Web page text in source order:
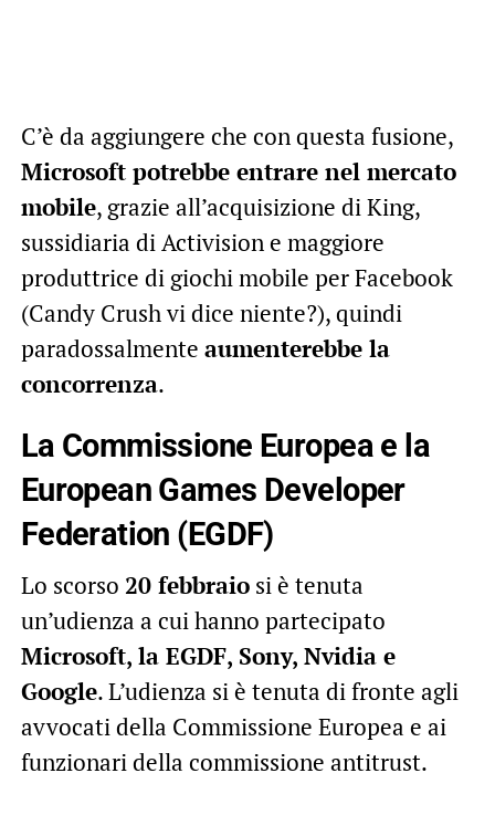
C’è da aggiungere che con questa fusione,
Microsoft potrebbe entrare nel mercato
mobile, grazie all’acquisizione di King,
sussidiaria di Activision e maggiore
produttrice di giochi mobile per Facebook
(Candy Crush vi dice niente?), quindi
paradossalmente aumenterebbe la
concorrenza.
La Commissione Europea e la
European Games Developer
Federation (EGDF)
Lo scorso 20 febbraiosi è tenuta
un’udienza a cui hanno partecipato
Microsoft, la EGDF, Sony, Nvidia e
Google. L’udienza si è tenuta di fronte agli
avvocati della Commissione Europea e ai
funzionari della commissione antitrust.